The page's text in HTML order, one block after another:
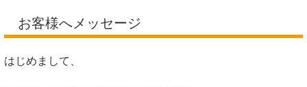
お客様へメッセージ
はじめまして、